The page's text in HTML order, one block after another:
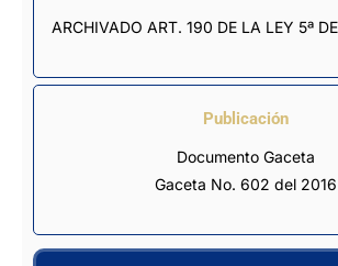
ARCHIVADO ART. 190 DE LA LEY 5ª
Publicación
Documento Gaceta
Gaceta No. 602 del 2016